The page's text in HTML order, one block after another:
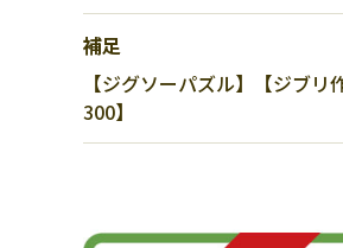
補足
【ジグソーパズル】【ジブ
300】